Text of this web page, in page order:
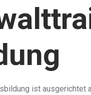
ist ausgerichtet